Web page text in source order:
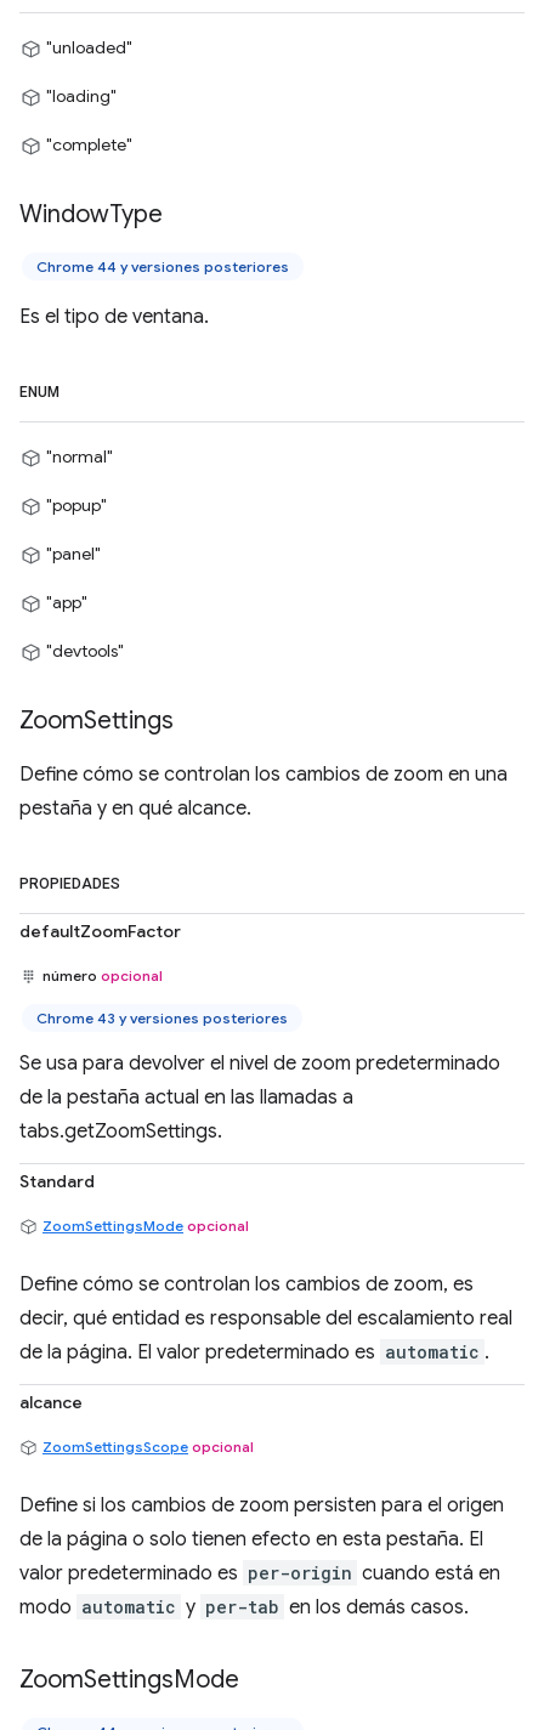
"unloaded"
"loading"
"complete"
WindowType
Chrome 44 y versiones posteriores
Es el tipo de ventana.
ENUM
"normal"
"popup"
"panel"
"app"
"devtools"
ZoomSettings
Define cómo se controlan los cambios de zoom en una
pestaña y en qué alcance.
PROPIEDADES
defaultZoomFactor
número opcional
Chrome 43 y versiones posteriores
Se usa para devolver el nivel de zoom predeterminado
de la pestaña actual en las llamadas a
tabs.getZoomSettings.
Standard
ZoomSettingsMode opcional
Define cómo se controlan los cambios de zoom, es
decir, qué entidad es responsable del escalamiento real
de la página. El valor predeterminado es automatic .
alcance
ZoomSettingsScope opcional
Define si los cambios de zoom persisten para el origen
de la página o solo tienen efecto en esta pestaña. El
valor predeterminado es per-origin cuando está en
modo automatic y per-tab en los demás casos.
ZoomSettingsMode